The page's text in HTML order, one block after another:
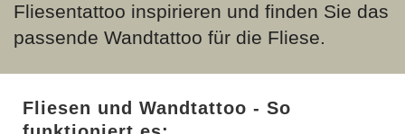
Fliesentattoo inspirieren und finden Sie das
passende Wandtattoo für die Fliese.
Fliesen und Wandtattoo - So